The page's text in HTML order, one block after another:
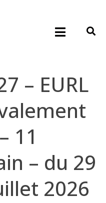
– EURL
11
– du 29
2026